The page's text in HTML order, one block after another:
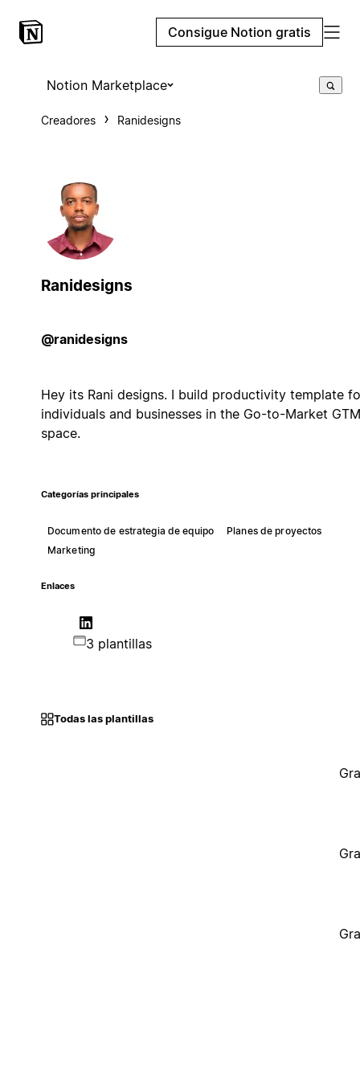
Consigue Notion gratis
Notion Marketplace
Creadores Ranidesigns
Ranidesigns
@ranidesigns
Hey its Rani designs. I build productivity template
individuals and businesses in the Go-to-Market GTM
space.
Categorías principales
Documento de estrategia de equipo
Planes de proyectos
Marketing
Enlaces
3 plantillas
Todas las plantillas